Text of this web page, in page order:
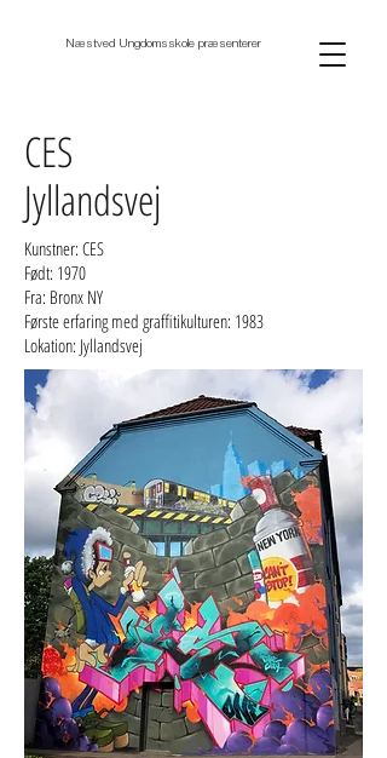
Næstved Ungdomsskole præsenterer
CES
Jyllandsvej
Kunstner: CES
Født: 1970
Fra: Bronx NY
Første erfaring med graffitikulturen: 1983
Lokation: Jyllandsvej